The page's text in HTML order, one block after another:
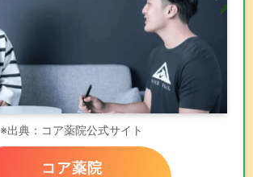
※出典：コア薬院公式サイト
コア薬院